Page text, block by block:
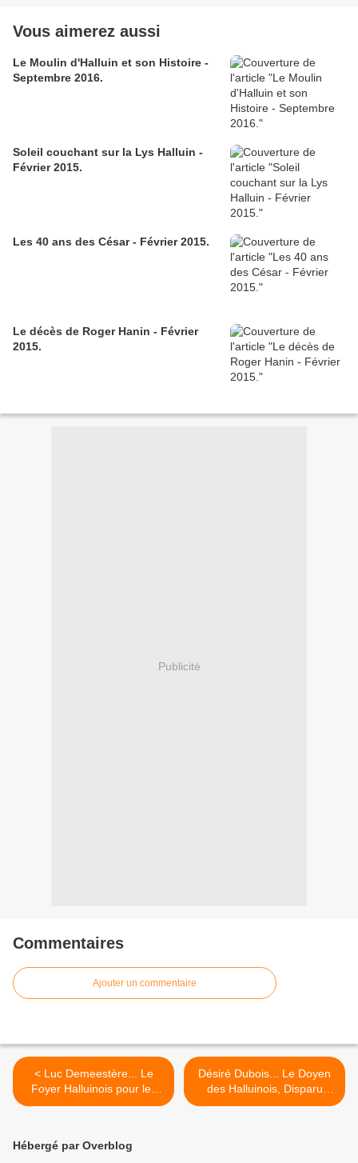
Vous aimerez aussi
Le Moulin d'Halluin et son Histoire -
Septembre 2016.
Soleil couchant sur la Lys Halluin -
Février 2015.
Les 40 ans des César - Février 2015.
Le décès de Roger Hanin - Février
2015.
Publicité
Commentaires
Ajouter un commentaire
< Luc Demeestère... Le
Foyer Halluinois pour les
Jeunes Travailleurs portera
Désiré Dubois... Le Doyen
des Halluinois, Disparu
dans sa 106ème Année ! >
Hébergé par Overblog